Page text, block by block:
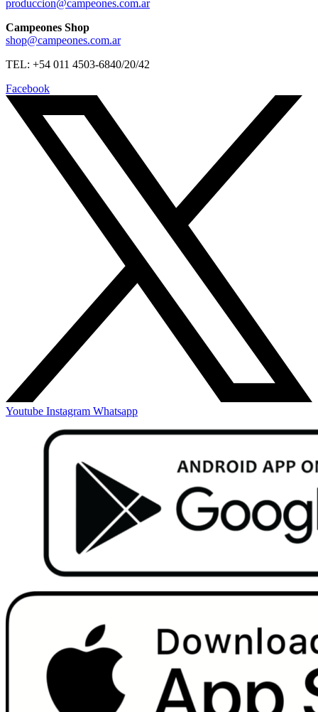
produccion@campeones.com.ar
Campeones Shop
shop@campeones.com.ar
TEL: +54 011 4503-6840/20/42
Facebook
Youtube Instagram Whatsapp